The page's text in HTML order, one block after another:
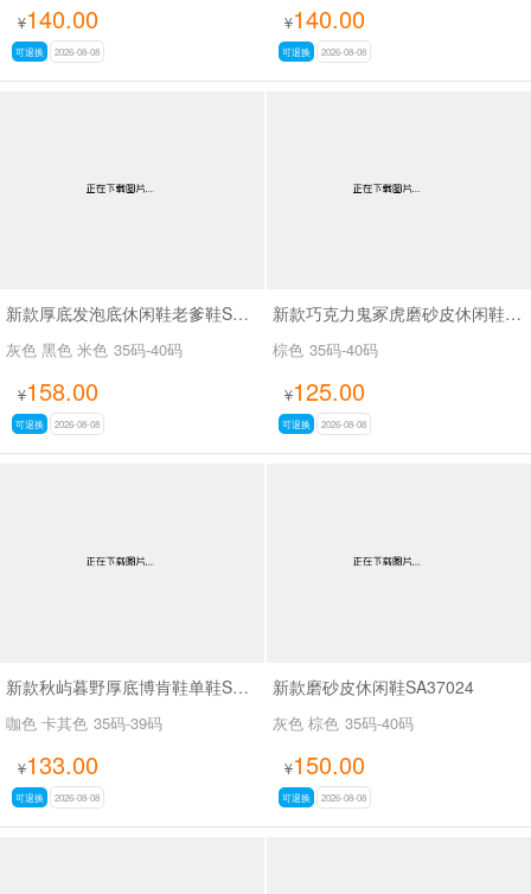
¥140.00
可退换 2026-08-08
¥140.00
可退换 2026-08-08
新款厚底发泡底休闲鞋老爹鞋SA629-1
灰色 黑色 米色 35码-40码
¥158.00
可退换 2026-08-08
新款巧克力鬼冢虎磨砂皮休闲鞋SA9208
棕色 35码-40码
¥125.00
可退换 2026-08-08
新款秋屿暮野厚底博肯鞋单鞋SA70767
咖色 卡其色 35码-39码
¥133.00
可退换 2026-08-08
新款磨砂皮休闲鞋SA37024
灰色 棕色 35码-40码
¥150.00
可退换 2026-08-08